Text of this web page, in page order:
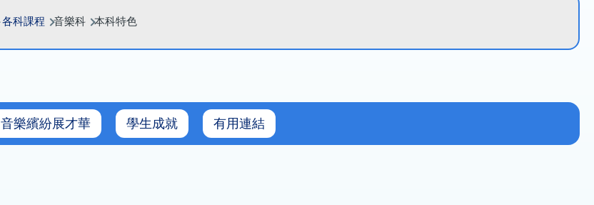
各科課程 音樂科 本科特色
音樂繽紛展才華 學生成就 有用連結